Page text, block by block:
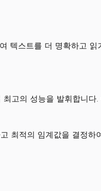
텍스트를 더 명확하고 읽
고의 성능을 발휘합니
최적의 임계값을 결정하